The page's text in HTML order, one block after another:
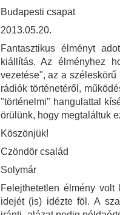
Budapesti csapat
2013.05.20.
Fantasztikus élményt
kiállítás. Az élményhez
vezetése", az a
rádiók történetéről,
"történelmi" hangulattal
örülünk, hogy megtaláltuk
Köszönjük!
Czöndör család
Solymár
Felejthetetlen élmény
idejét (is) idézte föl. A